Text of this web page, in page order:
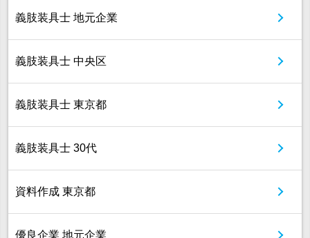
義肢装具士 地元企業
義肢装具士 中央区
義肢装具士 東京都
義肢装具士 30代
資料作成 東京都
優良企業 地元企業